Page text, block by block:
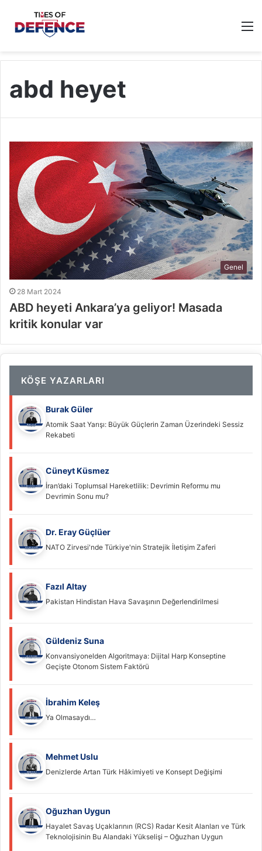
abd heyet
Genel
28 Mart 2024
ABD heyeti Ankara’ya geliyor! Masada
kritik konular var
KÖŞE YAZARLARI
Burak Güler
Atomik Saat Yarışı: Büyük Güçlerin Zaman Üzerindeki Sessiz
Rekabeti
Cüneyt Küsmez
İran’daki Toplumsal Hareketlilik: Devrimin Reformu mu
Devrimin Sonu mu?
Dr. Eray Güçlüer
NATO Zirvesi'nde Türkiye'nin Stratejik İletişim Zaferi
Fazıl Altay
Pakistan Hindistan Hava Savaşının Değerlendirilmesi
Güldeniz Suna
Konvansiyonelden Algoritmaya: Dijital Harp Konseptine
Geçişte Otonom Sistem Faktörü
İbrahim Keleş
Ya Olmasaydı…
Mehmet Uslu
Denizlerde Artan Türk Hâkimiyeti ve Konsept Değişimi
Oğuzhan Uygun
Hayalet Savaş Uçaklarının (RCS) Radar Kesit Alanları ve Türk
Teknolojisinin Bu Alandaki Yükselişi – Oğuzhan Uygun